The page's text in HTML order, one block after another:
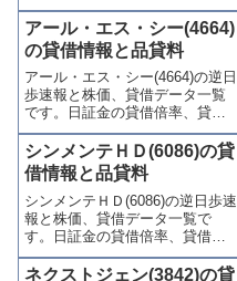
残、信用売残)、品貸料(逆日
歩)、東証の週末残高、規制(注意
喚起・申込停止)など、空売り関
連情報を集計し、図解でわかり
やすくまとめて掲載していま
す。
アール・エス・シー(4664)
の貸借情報と品貸料
アール・エス・シー(4664)の逆日
歩速報と株価、貸借データ一覧
です。日証金の貸借倍率、貸借
残(信用買残、信用売残)、品貸料
(逆日歩)、東証の週末残高、規制
(注意喚起・申込停止)など、空売
り関連情報を集計し、図解でわ
かりやすくまとめて掲載してい
ます。
シンメンテＨＤ(6086)の貸
借情報と品貸料
シンメンテＨＤ(6086)の逆日歩速
報と株価、貸借データ一覧で
す。日証金の貸借倍率、貸借残
(信用買残、信用売残)、品貸料
(逆日歩)、東証の週末残高、規制
ネクストジェン(3842)の貸